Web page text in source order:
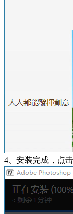
4、安装完成，点